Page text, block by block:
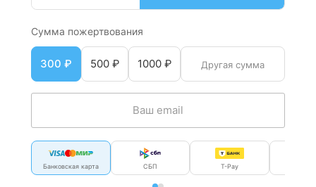
Сумма пожертвования
300 ₽ 500 ₽ 1000 ₽
Банковская карта СБП T-Pay